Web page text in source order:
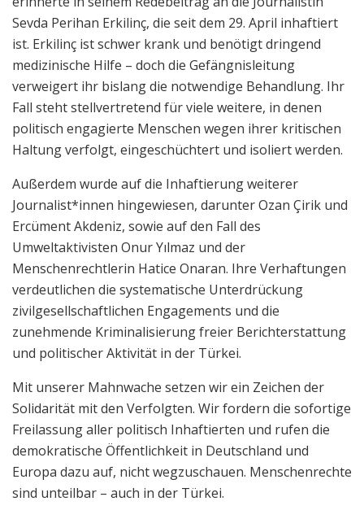
Sevda Perihan Erkilinç, die seit dem 29. April inhaftiert
ist. Erkilinç ist schwer krank und benötigt dringend
medizinische Hilfe – doch die Gefängnisleitung
verweigert ihr bislang die notwendige Behandlung. Ihr
Fall steht stellvertretend für viele weitere, in denen
politisch engagierte Menschen wegen ihrer kritischen
Haltung verfolgt, eingeschüchtert und isoliert werden.
Außerdem wurde auf die Inhaftierung weiterer
Journalist*innen hingewiesen, darunter Ozan Çirik und
Ercüment Akdeniz, sowie auf den Fall des
Umweltaktivisten Onur Yılmaz und der
Menschenrechtlerin Hatice Onaran. Ihre Verhaftungen
verdeutlichen die systematische Unterdrückung
zivilgesellschaftlichen Engagements und die
zunehmende Kriminalisierung freier Berichterstattung
und politischer Aktivität in der Türkei.
Mit unserer Mahnwache setzen wir ein Zeichen der
Solidarität mit den Verfolgten. Wir fordern die sofortige
Freilassung aller politisch Inhaftierten und rufen die
demokratische Öffentlichkeit in Deutschland und
Europa dazu auf, nicht wegzuschauen. Menschenrechte
sind unteilbar – auch in der Türkei.